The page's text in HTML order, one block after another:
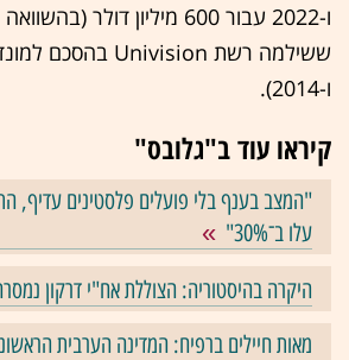
ו-2014).
קיראו עוד ב"גלובס"
"המצב בענף בלי פועלים פלסטינים עדיף,
עלו ב־30%"
היקרה בהיסטוריה: הצוללת אח"י דרקון
מאות חיילים ברפיח: המדינה הערבית